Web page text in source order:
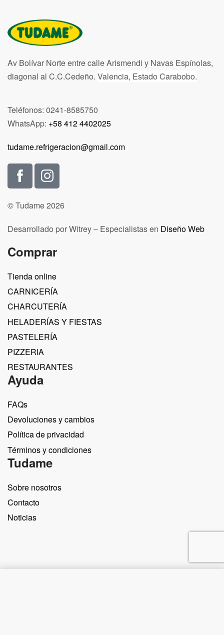
Av Bolívar Norte entre calle Arismendi y Navas Espínolas,
diagonal al C.C.Cedeño. Valencia, Estado Carabobo.
Teléfonos: 0241-8585750
WhatsApp: +58 412 4402025
tudame.refrigeracion@gmail.com
© Tudame 2026
Desarrollado por Witrey – Especialistas en Diseño Web
Comprar
Tienda online
CARNICERÍA
CHARCUTERÍA
HELADERÍAS Y FIESTAS
PASTELERÍA
PIZZERIA
RESTAURANTES
Ayuda
FAQs
Devoluciones y cambios
Política de privacidad
Términos y condiciones
Tudame
Sobre nosotros
Contacto
Noticias